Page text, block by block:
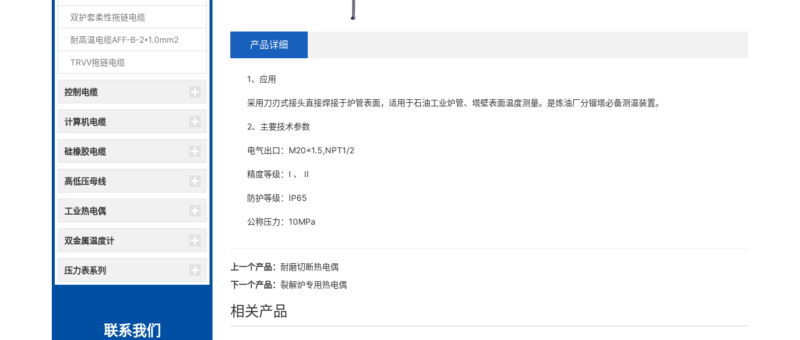
双护套柔性拖链电缆
耐高温电缆AFF-B-2*1.0mm2
TRVV拖链电缆
控制电缆
计算机电缆
硅橡胶电缆
高低压母线
工业热电偶
双金属温度计
压力表系列
联系我们
产品详细
1、应用
采用刀刃式接头直接焊接于炉管表面，适用于石油工业炉管、塔壁表面温度测量。是炼油厂分镏塔必备测温装置。
2、主要技术参数
电气出口：M20x1.5,NPT1/2
精度等级：I 、 II
防护等级：IP65
公称压力：10MPa
上一个产品： 耐磨切断热电偶
下一个产品： 裂解炉专用热电偶
相关产品